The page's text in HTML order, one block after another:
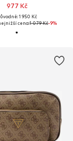
977 Kč
1 950 Kč
cena:1 079 Kč-9%